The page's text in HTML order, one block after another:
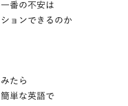
番の不安は
ョンできるのか
たら
単な英語で